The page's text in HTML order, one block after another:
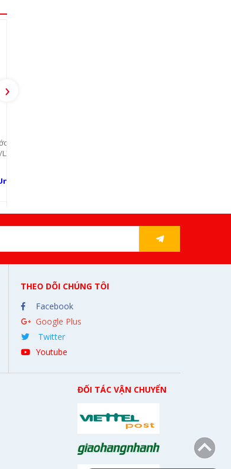
›
THEO DÕI CHÚNG TÔI
Facebook
Google Plus
Twitter
Youtube
ĐỐI TÁC VẬN CHUYỂN